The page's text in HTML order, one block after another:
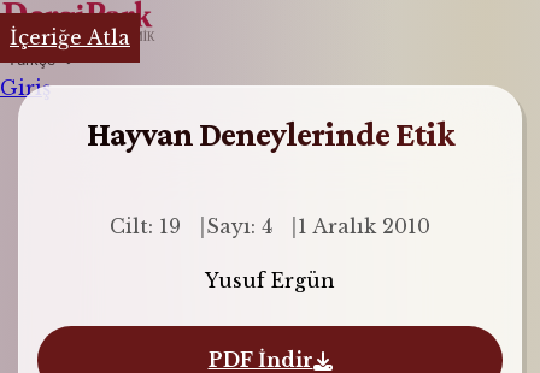
Türkçe
Giriş
Hayvan Deneylerinde Etik
Cilt: 19 Sayı: 4 1 Aralık 2010
Yusuf Ergün
PDF İndir
İçeriğe Atla